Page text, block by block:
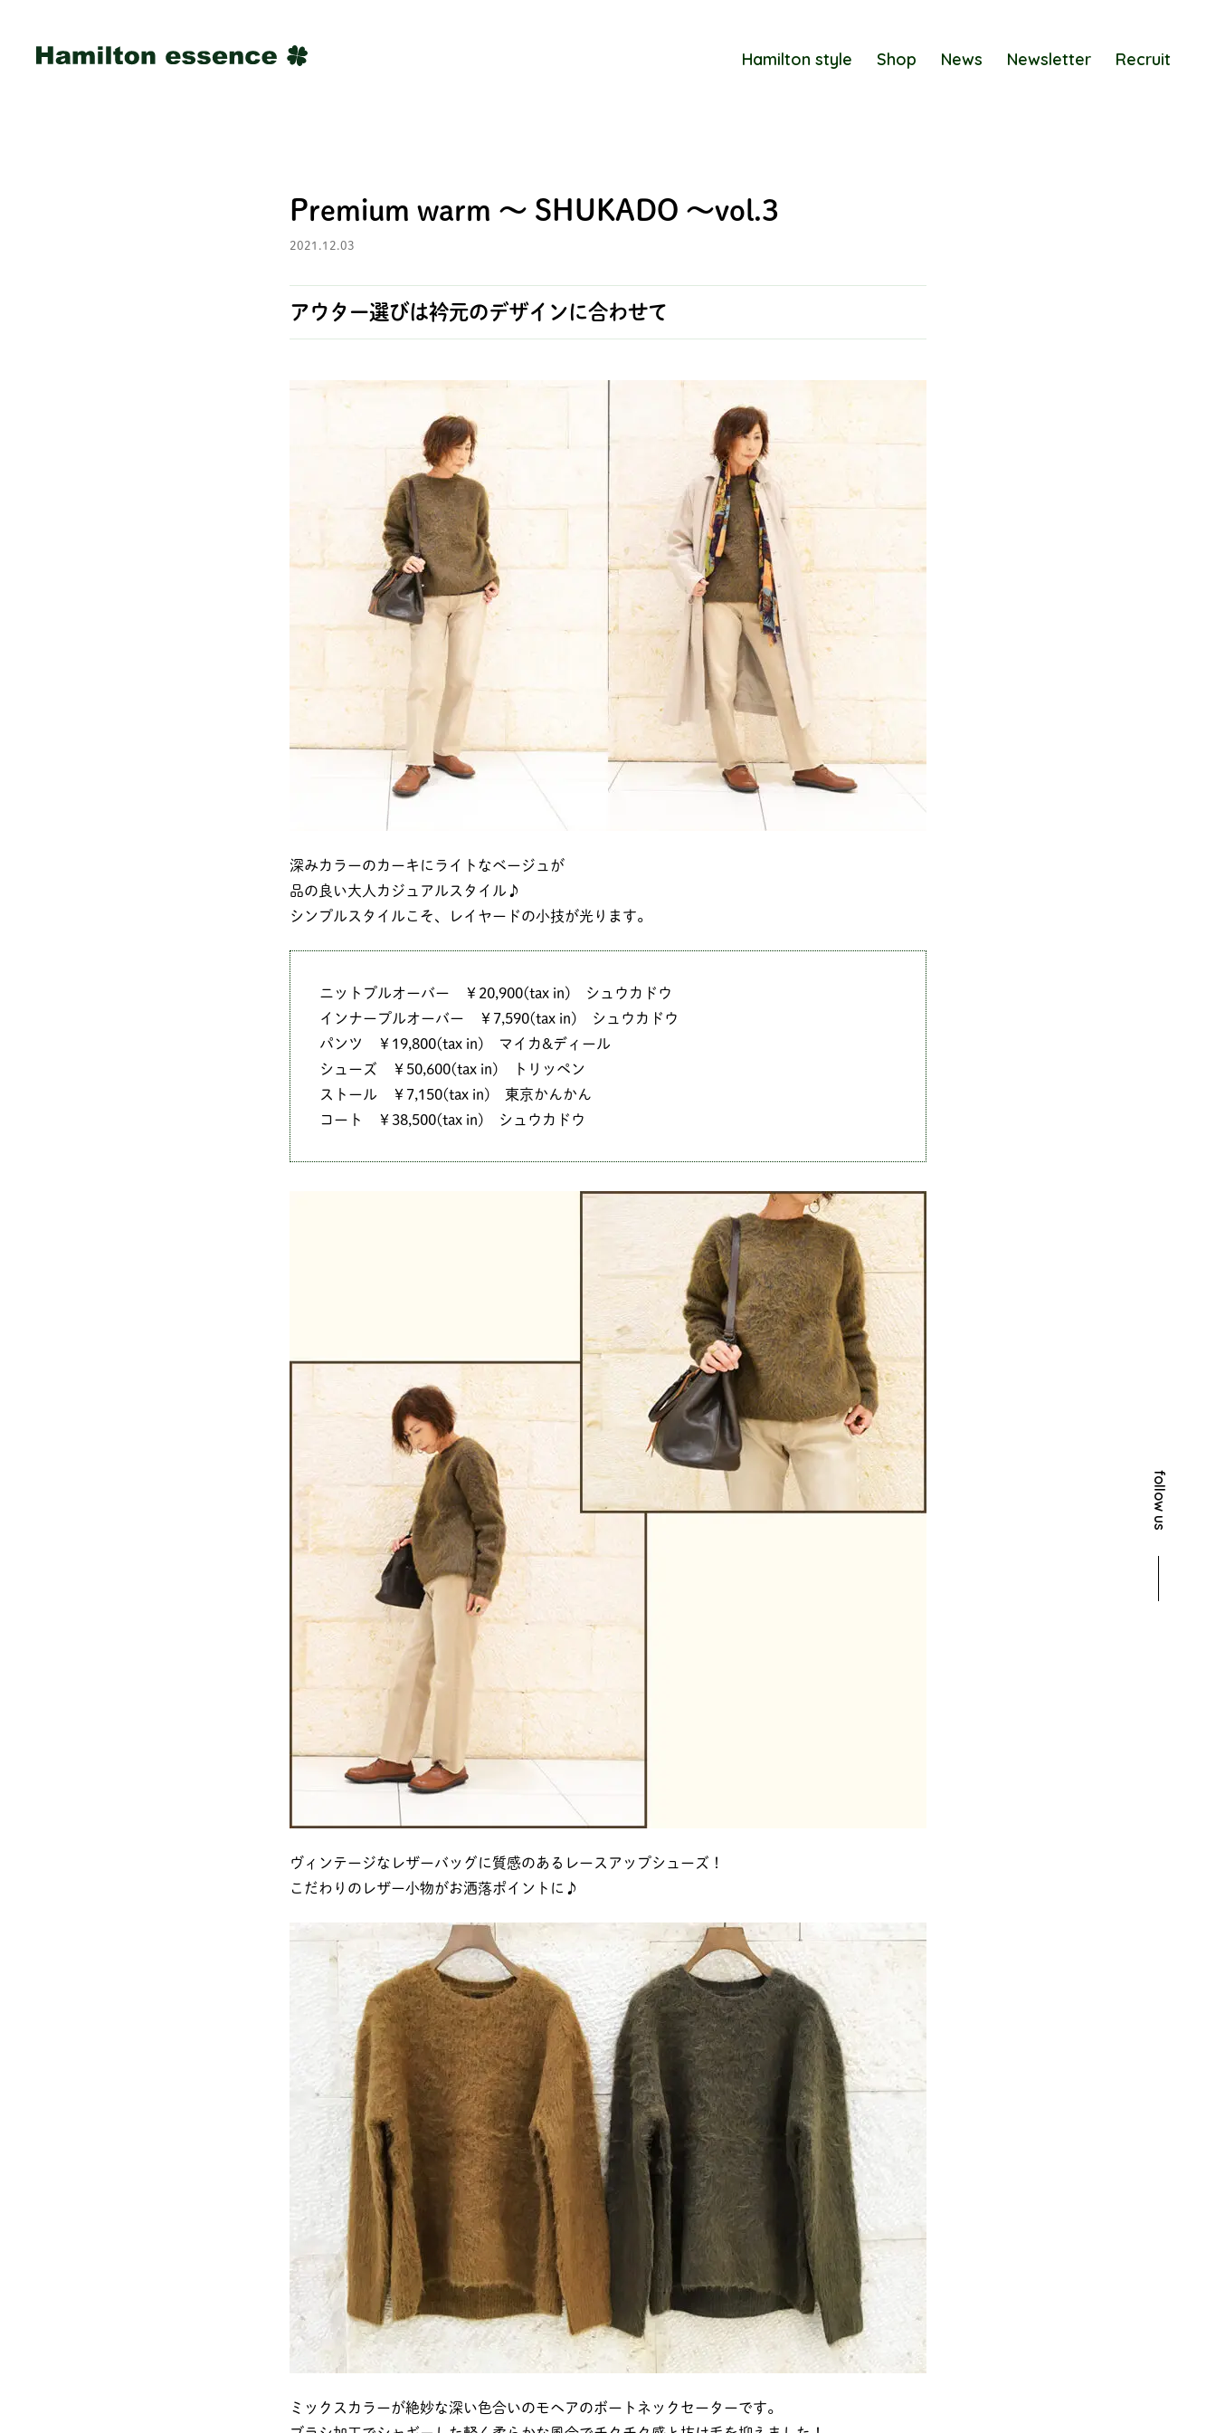
Hamilton style Shop News Newsletter Recruit
follow us
Premium warm ～ SHUKADO ～vol.3
2021.12.03
アウター選びは衿元のデザインに合わせて
深みカラーのカーキにライトなベージュが
品の良い大人カジュアルスタイル♪
シンプルスタイルこそ、レイヤードの小技が光ります。
ニットプルオーバー ￥20,900(tax in) シュウカドウ
インナープルオーバー ￥7,590(tax in) シュウカドウ
パンツ ￥19,800(tax in) マイカ&ディール
シューズ ￥50,600(tax in) トリッペン
ストール ￥7,150(tax in) 東京かんかん
コート ￥38,500(tax in) シュウカドウ
ヴィンテージなレザーバッグに質感のあるレースアップシューズ！
こだわりのレザー小物がお洒落ポイントに♪
ミックスカラーが絶妙な深い色合いのモヘアのボートネックセーターです。